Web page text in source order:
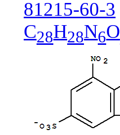
81215-60-3
C28H28N6O